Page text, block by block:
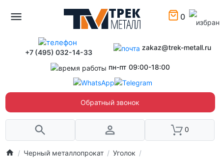
0
+7 (495) 032-14-33
zakaz@trek-metall.ru
пн-пт 09:00-18:00
Обратный звонок
0
Черный металлопрокат
Уголок